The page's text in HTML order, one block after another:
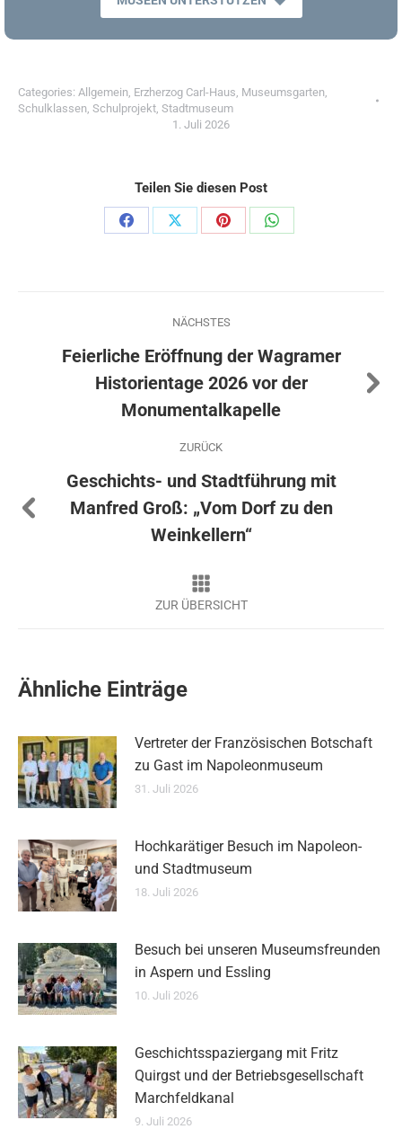
Categories: Allgemein Erzherzog Carl-Haus Museumsgarten
Schulklassen Schulprojekt Stadtmuseum
1. Juli 2026
Teilen Sie diesen Post
Share
Share
Share
Share
ZURÜCK
Vorheriger
Geschichts- und Stadtführung mit
Manfred Groß: „Vom Dorf zu den
Weinkellern“
NÄCHSTES
Feierliche Eröffnung der Wagramer
Historientage 2026 vor der
Monumentalkapelle
Ähnliche Einträge
Vertreter der Französischen Botschaft
zu Gast im Napoleonmuseum
31. Juli 2026
Hochkarätiger Besuch im Napoleon-
und Stadtmuseum
18. Juli 2026
Besuch bei unseren Museumsfreunden
in Aspern und Essling
10. Juli 2026
Geschichtsspaziergang mit Fritz
Quirgst und der Betriebsgesellschaft
Marchfeldkanal
9. Juli 2026